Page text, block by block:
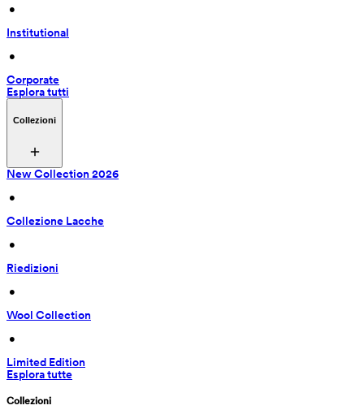
•
Institutional
•
Corporate
Esplora tutti
Collezioni
New Collection 2026
•
Collezione Lacche
•
Riedizioni
•
Wool Collection
•
Limited Edition
Esplora tutte
Collezioni